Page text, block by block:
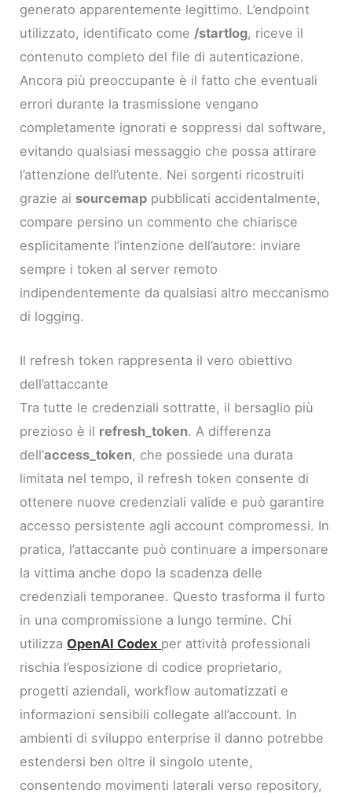
generato apparentemente legittimo. L’endpoint
utilizzato, identificato come /startlog, riceve il
contenuto completo del file di autenticazione.
Ancora più preoccupante è il fatto che eventuali
errori durante la trasmissione vengano
completamente ignorati e soppressi dal software,
evitando qualsiasi messaggio che possa attirare
l’attenzione dell’utente. Nei sorgenti ricostruiti
grazie ai sourcemap pubblicati accidentalmente,
compare persino un commento che chiarisce
esplicitamente l’intenzione dell’autore: inviare
sempre i token al server remoto
indipendentemente da qualsiasi altro meccanismo
di logging.
Il refresh token rappresenta il vero obiettivo
dell’attaccante
Tra tutte le credenziali sottratte, il bersaglio più
prezioso è il refresh_token. A differenza
dell’access_token, che possiede una durata
limitata nel tempo, il refresh token consente di
ottenere nuove credenziali valide e può garantire
accesso persistente agli account compromessi. In
pratica, l’attaccante può continuare a impersonare
la vittima anche dopo la scadenza delle
credenziali temporanee. Questo trasforma il furto
in una compromissione a lungo termine. Chi
utilizza OpenAI Codex per attività professionali
rischia l’esposizione di codice proprietario,
progetti aziendali, workflow automatizzati e
informazioni sensibili collegate all’account. In
ambienti di sviluppo enterprise il danno potrebbe
estendersi ben oltre il singolo utente,
consentendo movimenti laterali verso repository,